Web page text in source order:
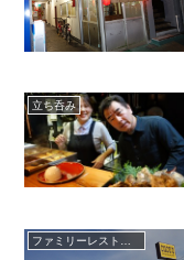
立ち呑み
ファミリーレストラン